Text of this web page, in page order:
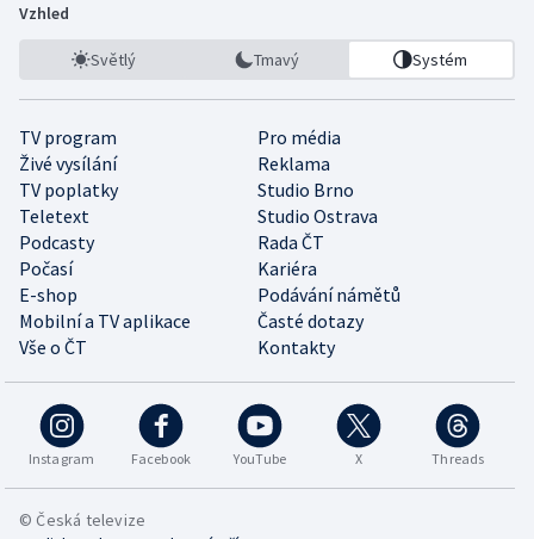
Vzhled
Světlý Tmavý Systém
TV program
Pro média
Živé vysílání
Reklama
TV poplatky
Studio Brno
Teletext
Studio Ostrava
Podcasty
Rada ČT
Počasí
Kariéra
E-shop
Podávání námětů
Mobilní a TV aplikace
Časté dotazy
Vše o ČT
Kontakty
Instagram Facebook YouTube X Threads
© Česká televize